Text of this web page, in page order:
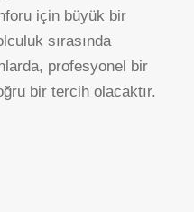
için büyük bir
sırasında
profesyonel bir
bir tercih olacaktır.